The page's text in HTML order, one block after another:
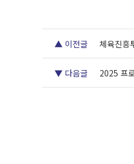
▲ 이전글 체육진흥
▼ 다음글 2025 프